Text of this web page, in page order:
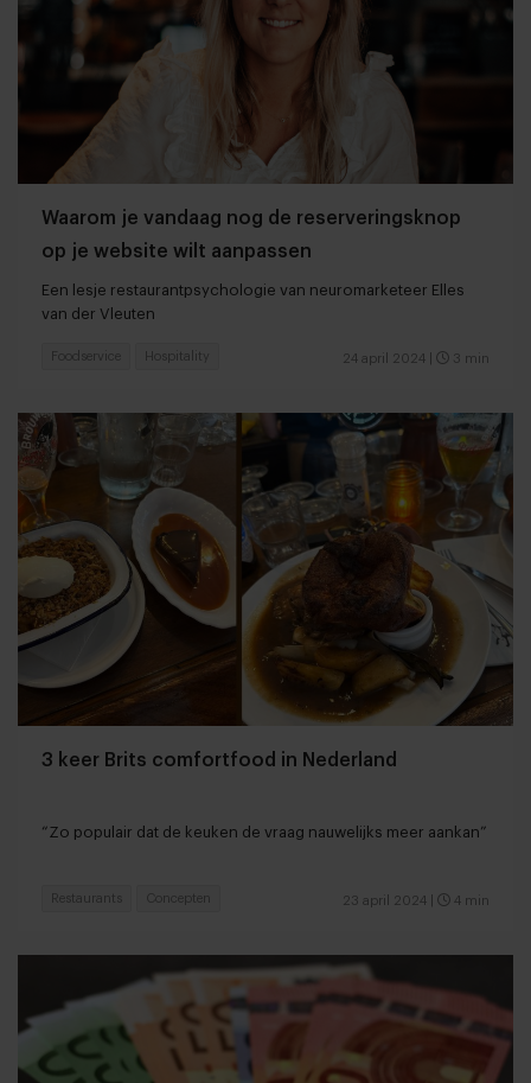
Waarom je vandaag nog de reserveringsknop
op je website wilt aanpassen
Een lesje restaurantpsychologie van neuromarketeer Elles
van der Vleuten
24 april 2024 3 min
Foodservice Hospitality
3 keer Brits comfortfood in Nederland
“Zo populair dat de keuken de vraag nauwelijks meer aankan”
23 april 2024 4 min
Restaurants Concepten